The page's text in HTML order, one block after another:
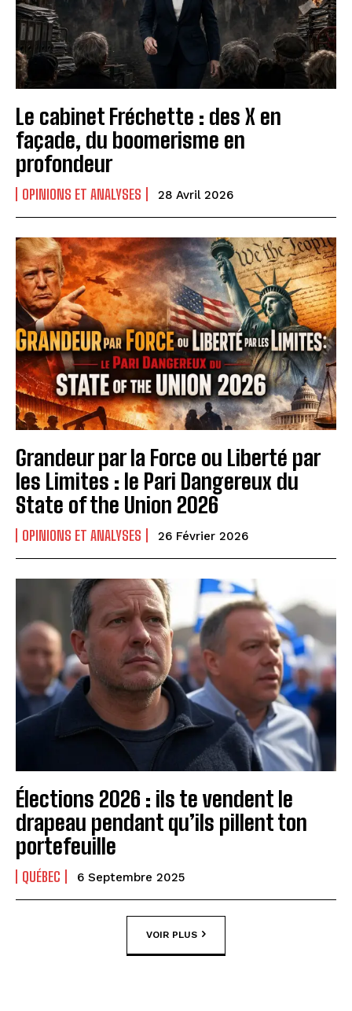
Le cabinet Fréchette : des X en
façade, du boomerisme en
profondeur
OPINIONS ET ANALYSES 28 Avril 2026
Grandeur par la Force ou Liberté par
les Limites : le Pari Dangereux du
State of the Union 2026
OPINIONS ET ANALYSES 26 Février 2026
Élections 2026 : ils te vendent le
drapeau pendant qu’ils pillent ton
portefeuille
QUÉBEC 6 Septembre 2025
VOIR PLUS